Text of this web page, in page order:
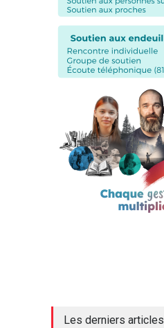
Les derniers articles